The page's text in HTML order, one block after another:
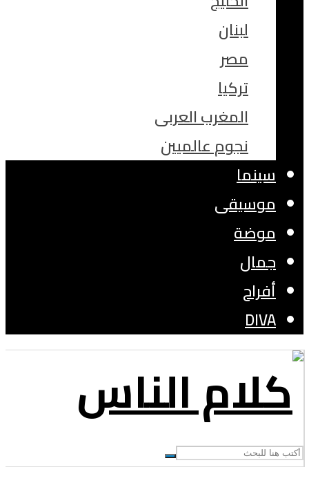
لبنان
مصر
تركيا
المغرب العربى
نجوم عالميين
سينما
موسيقى
موضة
جمال
أفراح
DIVA